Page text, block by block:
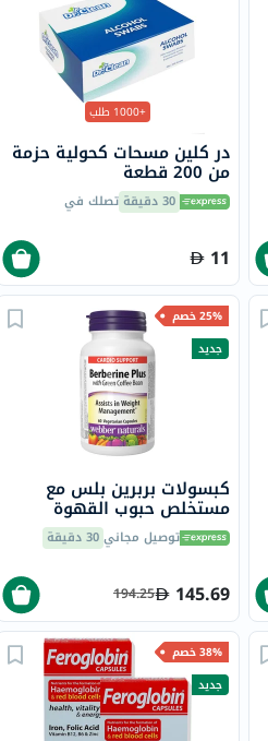
+1000 طلب
در كلين مسحات كحولية حزمة
من 200 قطعة
30 دقيقة تصلك في
11
25% خصم
جديد
كبسولات بربرين بلس مع
مستخلص حبوب القهوة
الخضراء ويبر ناتشورالز - 60
كبسولةتوصيل مجاني30 دقيقة
145.69
194.25
38% خصم
جديد